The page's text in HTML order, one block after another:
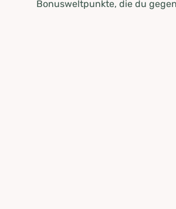
Bonusweltpunkte, die du